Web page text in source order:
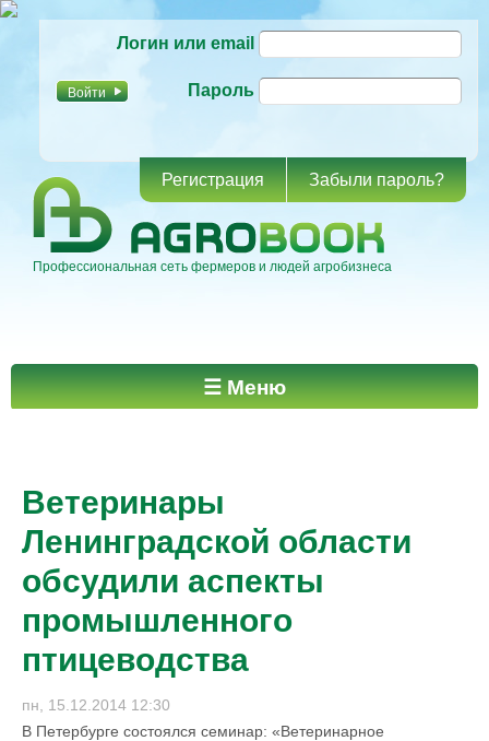
основному
Логин или email
Пароль
Регистрация Забыли пароль?
Профессиональная сеть фермеров и людей агробизнеса
Главное меню ☰ Меню
Ветеринары
Ленинградской области
обсудили аспекты
промышленного
птицеводства
пн, 15.12.2014 12:30
В Петербурге состоялся семинар: «Ветеринарное